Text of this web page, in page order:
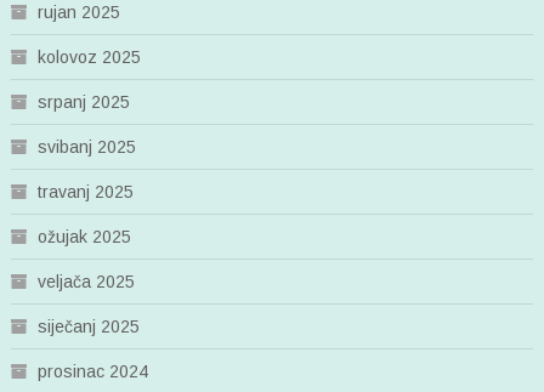
rujan 2025
kolovoz 2025
srpanj 2025
svibanj 2025
travanj 2025
ožujak 2025
veljača 2025
siječanj 2025
prosinac 2024